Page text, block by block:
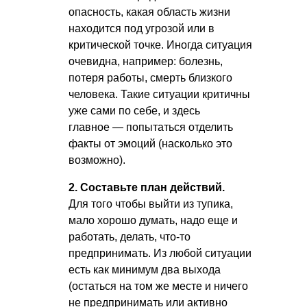
опасность, какая область жизни
находится под угрозой или в
критической точке. Иногда ситуация
очевидна, например: болезнь,
потеря работы, смерть близкого
человека. Такие ситуации критичны
уже сами по себе, и здесь
главное — попытаться отделить
факты от эмоций (насколько это
возможно).
2. Составьте план действий.
Для того чтобы выйти из тупика,
мало хорошо думать, надо еще и
работать, делать, что-то
предпринимать. Из любой ситуации
есть как минимум два выхода
(остаться на том же месте и ничего
не предпринимать или активно